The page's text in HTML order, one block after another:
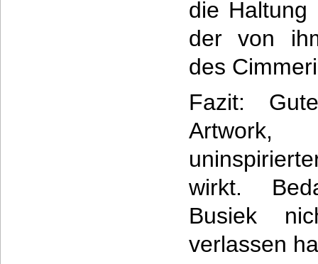
die Haltung
der von
des
Fazit:
Artwork,
wirkt.
Busiek
verlassen